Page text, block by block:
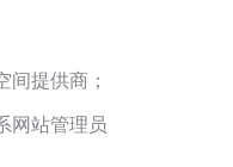
间提供商；
网站管理员